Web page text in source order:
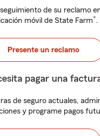
de su reclamo
móvil de State Farm®.
Presente un reclamo
pagar una
de seguro actuales,
y programe pagos